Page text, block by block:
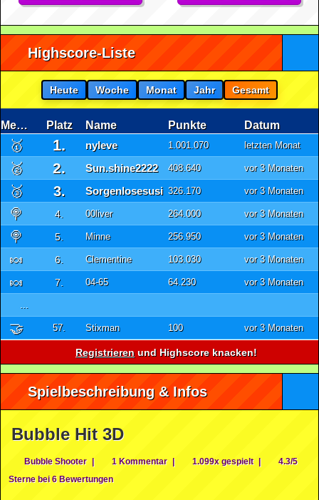
Highscore-Liste
Heute Woche Monat Jahr Gesamt
Medaille Platz Name Punkte Datum
🥇 1. nyleve 1.001.070 letzten Monat
🥈 2. Sun.shine2222 408.640 vor 3 Monaten
🥉 3. Sorgenlosesusi 326.170 vor 3 Monaten
🍭 4. 00liver 264.000 vor 3 Monaten
🍭 5. Minne 256.950 vor 3 Monaten
🍬 6. Clementine 103.030 vor 3 Monaten
🍬 7. 04-65 64.230 vor 3 Monaten
...
🤝 57. Stixman 100 vor 3 Monaten
Registrieren und Highscore knacken!
Spielbeschreibung & Infos
Bubble Hit 3D
Bubble Shooter | 1 Kommentar | 1.099x gespielt |
4.3/5
Sterne bei 6 Bewertungen